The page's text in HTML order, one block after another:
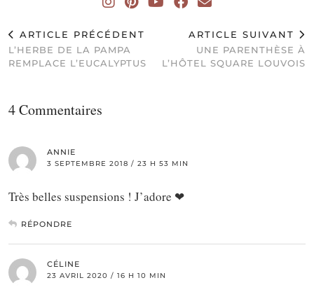
ARTICLE PRÉCÉDENT
L’HERBE DE LA PAMPA
REMPLACE L’EUCALYPTUS
ARTICLE SUIVANT
UNE PARENTHÈSE À
L’HÔTEL SQUARE LOUVOIS
4 Commentaires
ANNIE
3 SEPTEMBRE 2018 / 23 H 53 MIN
Très belles suspensions ! J’adore ❤
RÉPONDRE
CÉLINE
23 AVRIL 2020 / 16 H 10 MIN